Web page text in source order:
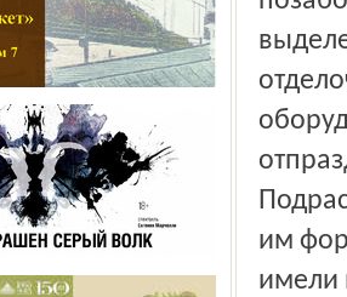
им
имели